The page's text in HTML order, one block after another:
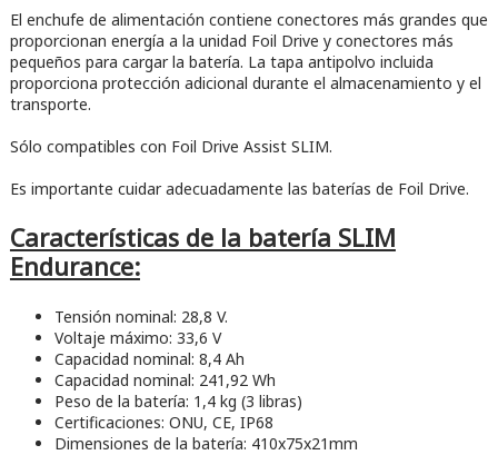
El enchufe de alimentación contiene conectores más grandes que
proporcionan energía a la unidad Foil Drive y conectores más
pequeños para cargar la batería. La tapa antipolvo incluida
proporciona protección adicional durante el almacenamiento y el
transporte.
Sólo compatibles con Foil Drive Assist SLIM.
Es importante cuidar adecuadamente las baterías de Foil Drive.
Características de la batería SLIM
Endurance:
Tensión nominal: 28,8 V.
Voltaje máximo: 33,6 V
Capacidad nominal: 8,4 Ah
Capacidad nominal: 241,92 Wh
Peso de la batería: 1,4 kg (3 libras)
Certificaciones: ONU, CE, IP68
Dimensiones de la batería: 410x75x21mm